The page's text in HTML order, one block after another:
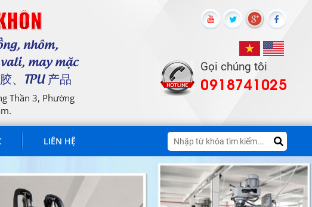
nhôm,
may mặc
、TPU 产品
Thần 3, Phường
Gọi chúng tôi
0918741025
LIÊN HỆ